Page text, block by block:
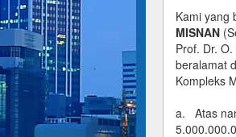
Kami yang
MISNAN
Prof. Dr.
beralamat
Kompleks
a. Atas